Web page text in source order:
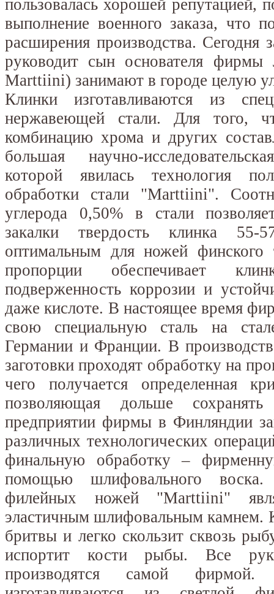
пользовалась хорошей репутацией,
выполнение военного заказа, что
расширения производства. Сегодня
руководит сын основателя
Marttiini) занимают в городе целую
Клинки изготавливаются из
нержавеющей стали. Для того,
комбинацию хрома и других
большая научно-
которой явилась технология
обработки стали "Marttiini".
углерода 0,50% в стали
закалки твердость клинка
оптимальным для ножей
пропорции обеспечивает
подверженность коррозии и
даже кислоте. В настоящее время
свою специальную сталь на
Германии и Франции. В
заготовки проходят обработку на
чего получается определенная
позволяющая дольше
предприятии фирмы в Финляндии
различных технологических
финальную обработку –
помощью шлифовального воска.
филейных ножей "Marttiini"
эластичным шлифовальным камнем.
бритвы и легко скользит сквозь
испортит кости рыбы. Все
производятся самой фирмой.